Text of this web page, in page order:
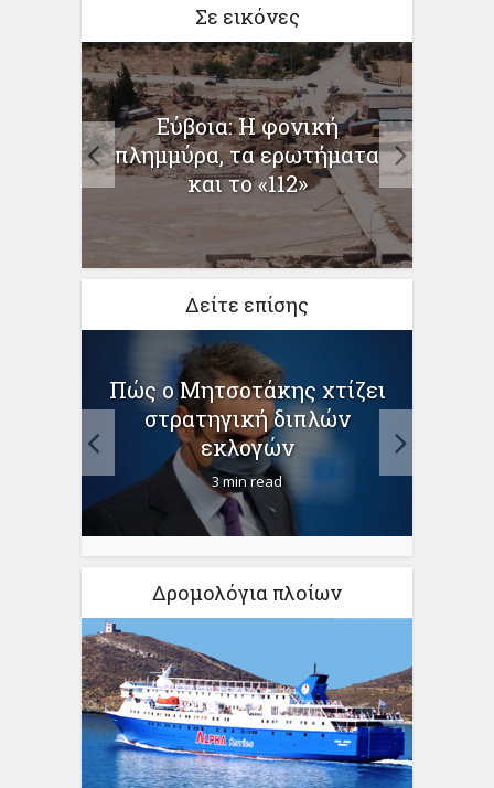
Σε εικόνες
Εύβοια: Η φονική
πλημμύρα, τα ερωτήματα
και το «112»
Δείτε επίσης
Πώς ο Μητσοτάκης χτίζει
στρατηγική διπλών
εκλογών
3 min read
Δρομολόγια πλοίων